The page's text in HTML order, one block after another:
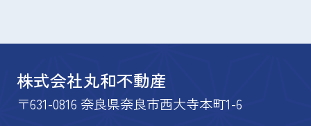
株式会社丸和不動産
〒631-0816 奈良県奈良市西大寺本町1-6